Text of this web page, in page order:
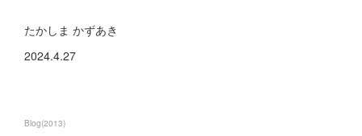
たかしま かずあき
2024.4.27
Blog(2013)